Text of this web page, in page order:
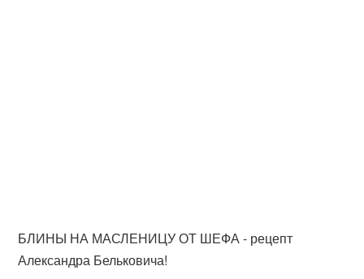
БЛИНЫ НА МАСЛЕНИЦУ ОТ ШЕФА - рецепт
Александра Бельковича!